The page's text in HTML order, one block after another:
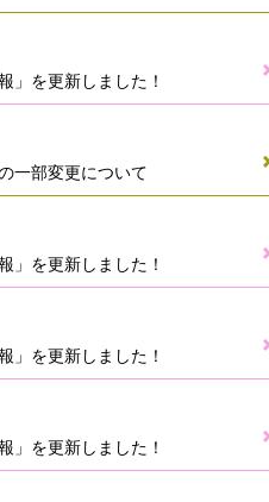
」を更新しました！
一部変更について
」を更新しました！
」を更新しました！
」を更新しました！